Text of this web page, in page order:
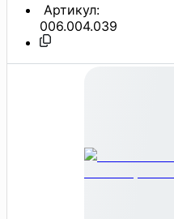
Артикул:
006.004.039